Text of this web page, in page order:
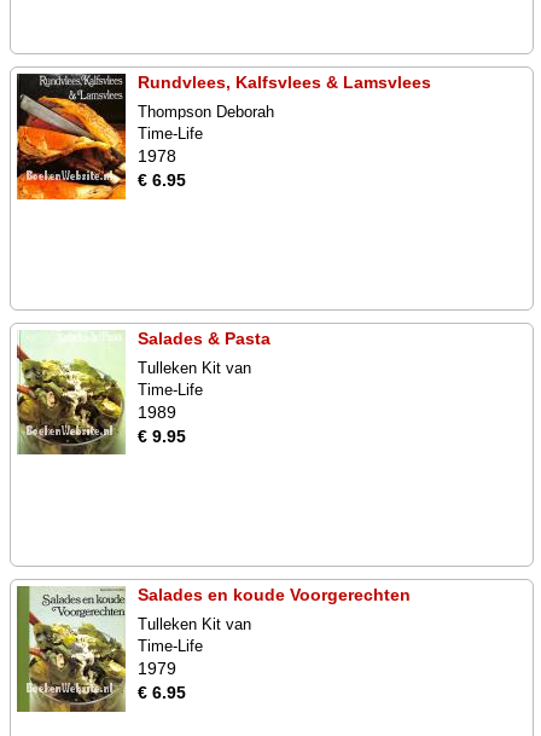
Rundvlees, Kalfsvlees & Lamsvlees
Thompson Deborah
Time-Life
1978
€ 6.95
Salades & Pasta
Tulleken Kit van
Time-Life
1989
€ 9.95
Salades en koude Voorgerechten
Tulleken Kit van
Time-Life
1979
€ 6.95